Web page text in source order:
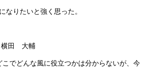
なりたいと強く思った。
田 大輔
でどんな風に役立つかは分からないが、今